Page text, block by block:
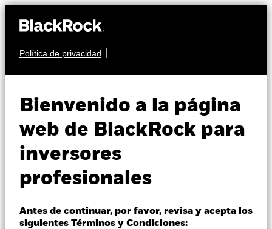
Política de privacidad
Bienvenido a la página
web de BlackRock para
inversores
profesionales
Antes de continuar, por favor, revisa y acepta los
siguientes Términos y Condiciones:
Perspectivas
Visión de mercado
Educación
Profesionales
Aggregate Bond Index
Fund (LU)